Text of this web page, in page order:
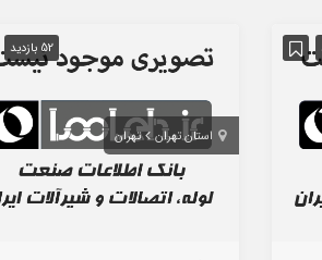
52 بازدید
استان تهران تهران